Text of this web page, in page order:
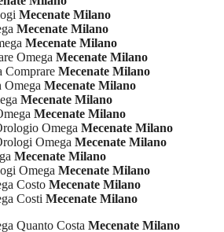
Mecenate Milano
Mecenate Milano
Mecenate Milano
Omega Mecenate Milano
Comprare Mecenate Milano
Omega Mecenate Milano
Mecenate Milano
Mecenate Milano
Omega Mecenate Milano
Omega Mecenate Milano
Mecenate Milano
Omega Mecenate Milano
Costo Mecenate Milano
Costi Mecenate Milano
Quanto Costa Mecenate Milano